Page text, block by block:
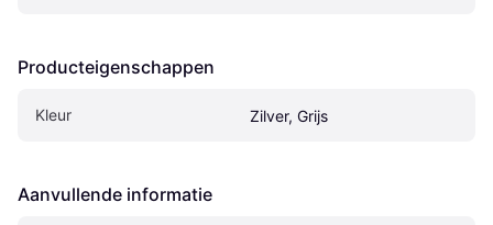
Producteigenschappen
Kleur Zilver, Grijs
Aanvullende informatie